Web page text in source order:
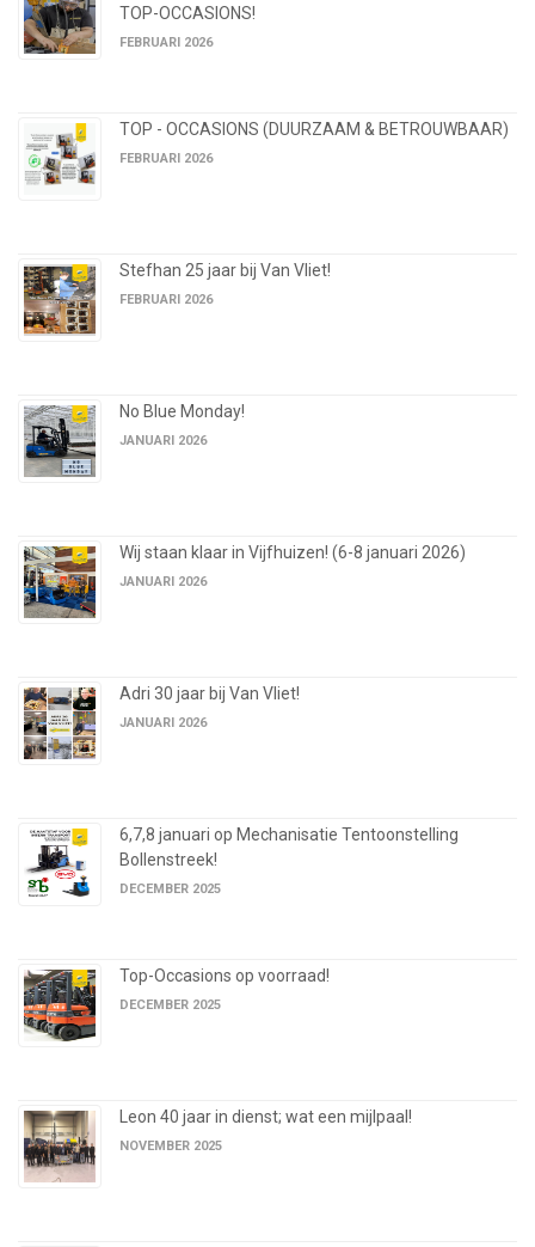
TOP-OCCASIONS!
FEBRUARI 2026
TOP - OCCASIONS (DUURZAAM & BETROUWBAAR)
FEBRUARI 2026
Stefhan 25 jaar bij Van Vliet!
FEBRUARI 2026
No Blue Monday!
JANUARI 2026
Wij staan klaar in Vijfhuizen! (6-8 januari 2026)
JANUARI 2026
Adri 30 jaar bij Van Vliet!
JANUARI 2026
6,7,8 januari op Mechanisatie Tentoonstelling
Bollenstreek!
DECEMBER 2025
Top-Occasions op voorraad!
DECEMBER 2025
Leon 40 jaar in dienst; wat een mijlpaal!
NOVEMBER 2025